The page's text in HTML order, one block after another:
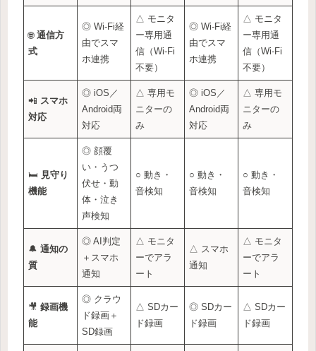
🌐通信方
式
◎ Wi-Fi経
由でスマ
ホ連携
△ モニタ
ー専用通
信（Wi-Fi
不要）
◎ Wi-Fi経
由でスマ
ホ連携
△ モニタ
ー専用通
信（Wi-Fi
不要）
📲 スマホ
対応
◎ iOS／
Android両
対応
△ 専用モ
ニターの
み
◎ iOS／
Android両
対応
△ 専用モ
ニターの
み
🛏️ 見守り
機能
◎ 顔覆
い・うつ
伏せ・動
体・泣き
声検知
○ 動き・
音検知
○ 動き・
音検知
○ 動き・
音検知
🔔通知の
質
◎ AI判定
＋スマホ
通知
△ モニタ
ーでアラ
ート
△ スマホ
通知
△ モニタ
ーでアラ
ート
🎥録画機
能
◎ クラウ
ド録画＋
SD録画
△ SDカー
ド録画
◎ SDカー
ド録画
△ SDカー
ド録画